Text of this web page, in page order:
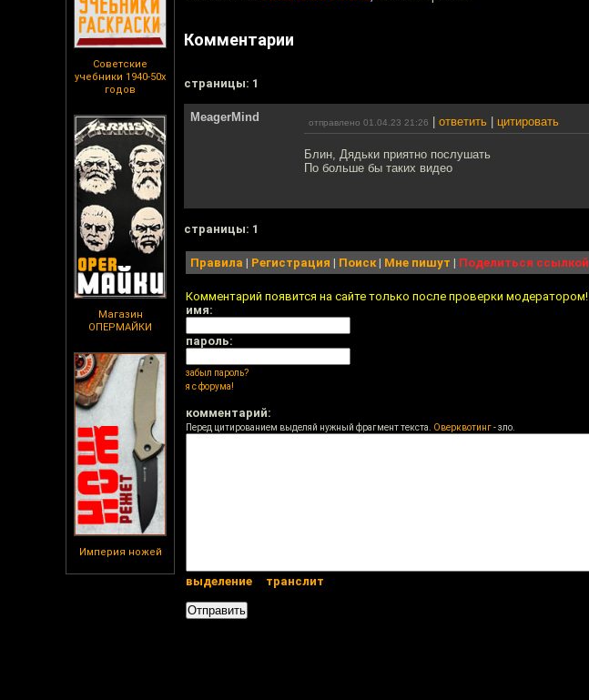
Советские
учебники 1940-50х
годов
Магазин
ОПЕРМАЙКИ
Империя ножей
Комментарии
cтраницы: 1
MeagerMind отправлено 01.04.23 21:26 ответить цитировать
Блин, Дядьки приятно послушать
По больше бы таких видео
cтраницы: 1
Правила | Регистрация | Поиск| Мне пишут | Поделиться ссылкой
Комментарий появится на сайте только после проверки модератором!
имя:
пароль:
забыл пароль?
я с форума!
комментарий:
Перед цитированием выделяй нужный фрагмент текста. Оверквотинг- зло.
выделение транслит